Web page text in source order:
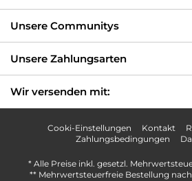
Unsere Communitys
Unsere Zahlungsarten
Wir versenden mit:
Cooki-Einstellungen Kontakt
Zahlungsbedingungen
* Alle Preise inkl. gesetzl.
** Mehrwertsteuerfreie Bestellung nach